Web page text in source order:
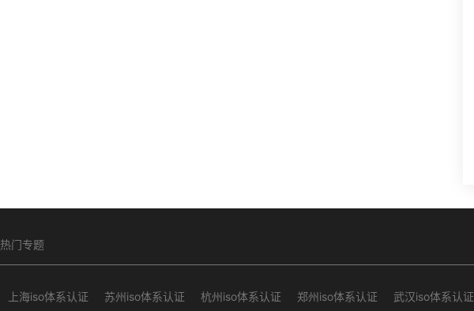
热门专题
上海iso体系认证 苏州iso体系认证 杭州iso体系认证 郑州iso体系认证 武汉iso体系认证